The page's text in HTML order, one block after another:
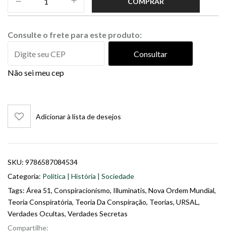
Consulte o frete para este produto:
Consultar
Não sei meu cep
Adicionar à lista de desejos
SKU: 9786587084534
Categoria: Política | História | Sociedade
Tags: Área 51, Conspiracionismo, Illuminatis, Nova Ordem Mundial,
Teoria Conspiratória, Teoria Da Conspiração, Teorias, URSAL,
Verdades Ocultas, Verdades Secretas
Compartilhe: